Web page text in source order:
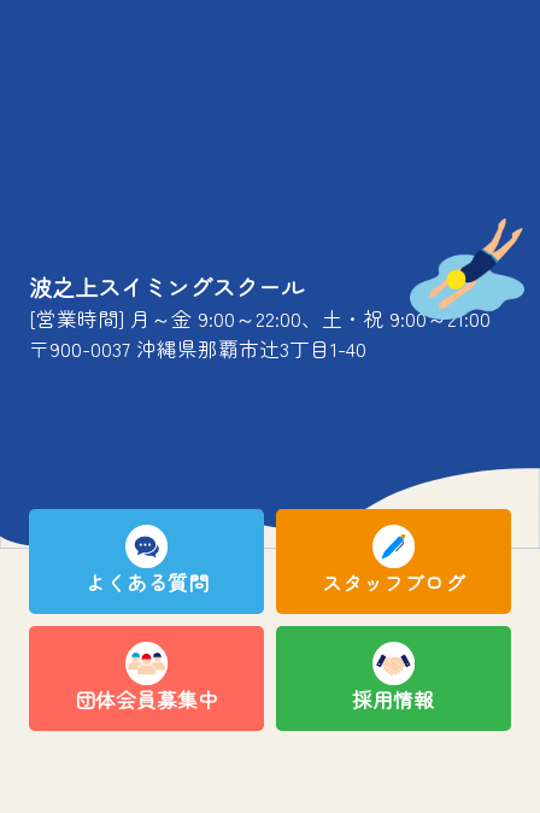
波之上スイミングスクール
[営業時間] 月～金 9:00～22:00、土・祝 9:00～21:00
〒900-0037 沖縄県那覇市辻3丁目1-40
よくある質問 スタッフブログ
団体会員募集中 採用情報